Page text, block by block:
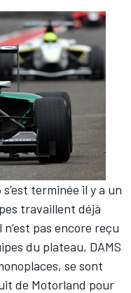
terminée il y a un
travaillent déjà
n’est pas encore reçu
du plateau, DAMS
se sont
de Motorland pour